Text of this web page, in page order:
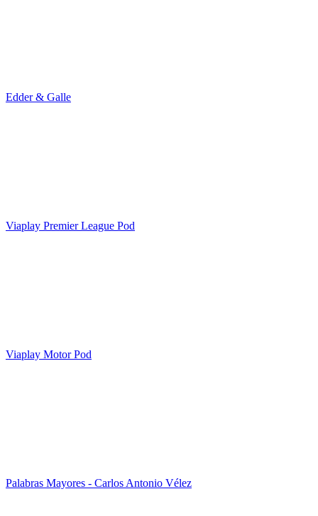
Edder & Galle
Viaplay Premier League Pod
Viaplay Motor Pod
Palabras Mayores - Carlos Antonio Vélez